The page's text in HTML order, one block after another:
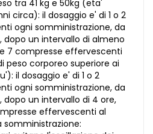
tra 41 kg e 50kg (eta'
circa): il dosaggio e' di 1 o 2
ogni somministrazione, da
dopo un intervallo di almeno
7 compresse effervescenti
peso corporeo superiore ai
il dosaggio e' di 1 o 2
ogni somministrazione, da
dopo un intervallo di 4 ore,
effervescenti al
somministrazione: